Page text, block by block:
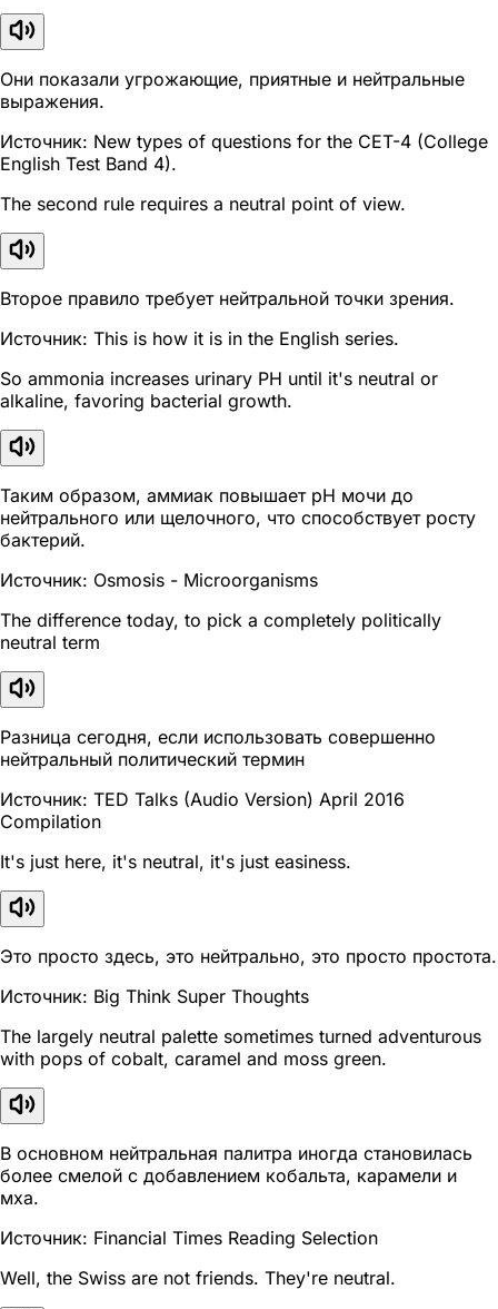
Они показали угрожающие, приятные и нейтральные
выражения.
Источник: New types of questions for the CET-4 (College
English Test Band 4).
The second rule requires a neutral point of view.
Второе правило требует нейтральной точки зрения.
Источник: This is how it is in the English series.
So ammonia increases urinary PH until it's neutral or
alkaline, favoring bacterial growth.
Таким образом, аммиак повышает pH мочи до
нейтрального или щелочного, что способствует росту
бактерий.
Источник: Osmosis - Microorganisms
The difference today, to pick a completely politically
neutral term
Разница сегодня, если использовать совершенно
нейтральный политический термин
Источник: TED Talks (Audio Version) April 2016
Compilation
It's just here, it's neutral, it's just easiness.
Это просто здесь, это нейтрально, это просто простота.
Источник: Big Think Super Thoughts
The largely neutral palette sometimes turned adventurous
with pops of cobalt, caramel and moss green.
В основном нейтральная палитра иногда становилась
более смелой с добавлением кобальта, карамели и
мха.
Источник: Financial Times Reading Selection
Well, the Swiss are not friends. They're neutral.